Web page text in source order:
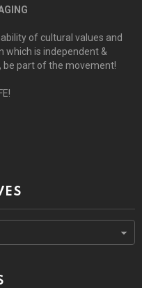
of cultural values and
which is independent &
be part of the movement!